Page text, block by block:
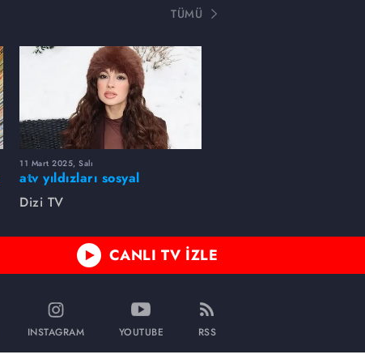
TÜMÜ
11 Mart 2025, Salı
atv yıldızları sosyal
medyada neler paylaştı?
Dizi TV
CANLI TV İZLE
INSTAGRAM YOUTUBE RSS